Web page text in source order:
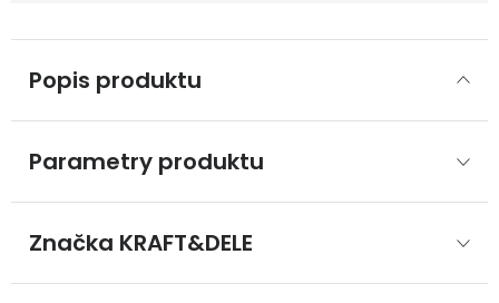
Popis produktu
Parametry produktu
Značka KRAFT&DELE